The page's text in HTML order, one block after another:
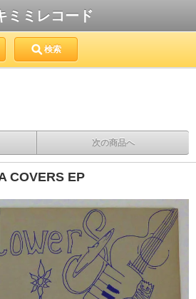
ミミレコード
検索
次の商品へ
COVERS EP